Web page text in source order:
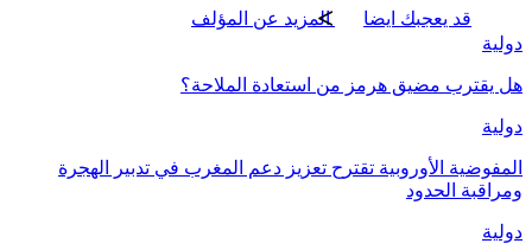
قد يعجبك ايضا
المزيد عن المؤلف
دولية
هل يقترب مضيق هرمز من استعادة الملاحة؟
دولية
المفوضية الأوروبية تقترح تعزيز دعم المغرب في تدبير الهجرة
ومراقبة الحدود
دولية